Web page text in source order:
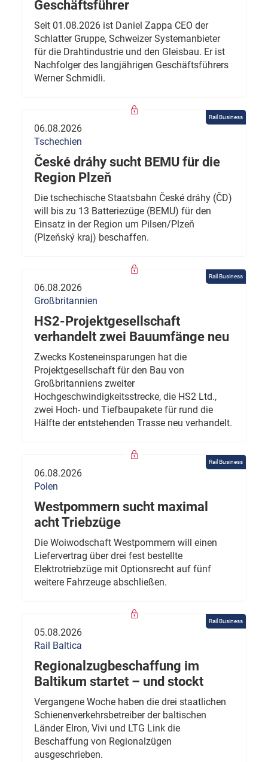
Geschäftsführer
Seit 01.08.2026 ist Daniel Zappa CEO der
Schlatter Gruppe, Schweizer Systemanbieter
für die Drahtindustrie und den Gleisbau. Er ist
Nachfolger des langjährigen Geschäftsführers
Werner Schmidli.
Rail Business
06.08.2026
Tschechien
České dráhy sucht BEMU für die
Region Plzeň
Die tschechische Staatsbahn České dráhy (ČD)
will bis zu 13 Batteriezüge (BEMU) für den
Einsatz in der Region um Pilsen/Plzeň
(Plzeňský kraj) beschaffen.
Rail Business
06.08.2026
Großbritannien
HS2-Projektgesellschaft
verhandelt zwei Bauumfänge neu
Zwecks Kosteneinsparungen hat die
Projektgesellschaft für den Bau von
Großbritanniens zweiter
Hochgeschwindigkeitsstrecke, die HS2 Ltd.,
zwei Hoch- und Tiefbaupakete für rund die
Hälfte der entstehenden Trasse neu verhandelt.
Rail Business
06.08.2026
Polen
Westpommern sucht maximal
acht Triebzüge
Die Woiwodschaft Westpommern will einen
Liefervertrag über drei fest bestellte
Elektrotriebzüge mit Optionsrecht auf fünf
weitere Fahrzeuge abschließen.
Rail Business
05.08.2026
Rail Baltica
Regionalzugbeschaffung im
Baltikum startet – und stockt
Vergangene Woche haben die drei staatlichen
Schienenverkehrsbetreiber der baltischen
Länder Elron, Vivi und LTG Link die
Beschaffung von Regionalzügen
ausgeschrieben.